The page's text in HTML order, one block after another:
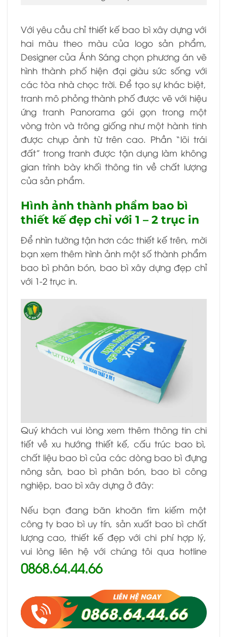
Với yêu cầu chỉ thiết kế bao bì xây dựng với
hai màu theo màu của logo sản phẩm,
Designer của Ánh Sáng chọn phương án vẽ
hình thành phố hiện đại giàu sức sống với
các tòa nhà chọc trời. Để tạo sự khác biệt,
tranh mô phỏng thành phố được vẽ với hiệu
ứng tranh Panorama gói gọn trong một
vòng tròn và trông giống như một hành tinh
được chụp ảnh từ trên cao. Phần “lõi trái
đất” trong tranh được tận dụng làm không
gian trình bày khối thông tin về chất lượng
của sản phẩm.
Hình ảnh thành phẩm bao bì
thiết kế đẹp chỉ với 1 – 2 trục in
Để nhìn tường tận hơn các thiết kế trên, mời
bạn xem thêm hình ảnh một số thành phẩm
bao bì phân bón, bao bì xây dựng đẹp chỉ
với 1-2 trục in.
Quý khách vui lòng xem thêm thông tin chi
tiết về xu hướng thiết kế, cấu trúc bao bì,
chất liệu bao bì của các dòng bao bì đựng
nông sản, bao bì phân bón, bao bì công
nghiệp, bao bì xây dựng ở đây:
Nếu bạn đang băn khoăn tìm kiếm một
công ty bao bì uy tín, sản xuất bao bì chất
lượng cao, thiết kế đẹp với chi phí hợp lý,
vui lòng liên hệ với chúng tôi qua hotline
0868.64.44.66